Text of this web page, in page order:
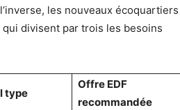
les nouveaux écoquartiers
divisent par trois les besoins
type
Offre EDF
recommandée